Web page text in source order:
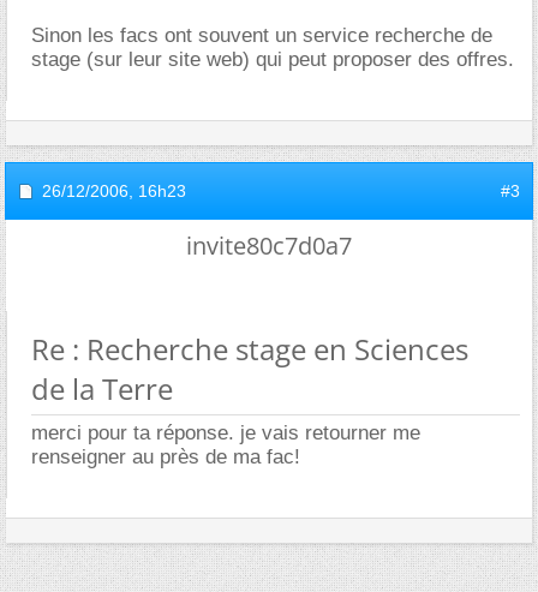
Sinon les facs ont souvent un service recherche de
stage (sur leur site web) qui peut proposer des offres.
26/12/2006, 16h23 #3
invite80c7d0a7
Re : Recherche stage en Sciences
de la Terre
merci pour ta réponse. je vais retourner me
renseigner au près de ma fac!